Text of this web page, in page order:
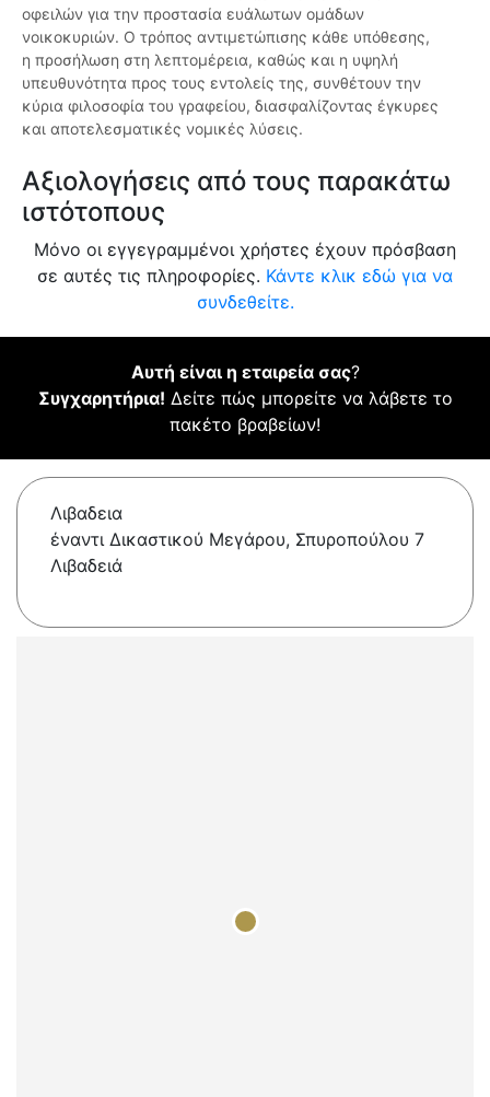
οφειλών για την προστασία ευάλωτων ομάδων
νοικοκυριών. Ο τρόπος αντιμετώπισης κάθε υπόθεσης,
η προσήλωση στη λεπτομέρεια, καθώς και η υψηλή
υπευθυνότητα προς τους εντολείς της, συνθέτουν την
κύρια φιλοσοφία του γραφείου, διασφαλίζοντας έγκυρες
και αποτελεσματικές νομικές λύσεις.
Αξιολογήσεις από τους παρακάτω
ιστότοπους
Μόνο οι εγγεγραμμένοι χρήστες έχουν πρόσβαση
σε αυτές τις πληροφορίες. Κάντε κλικ εδώ για να
συνδεθείτε.
Αυτή είναι η εταιρεία σας?
Συγχαρητήρια! Δείτε πώς μπορείτε να λάβετε το
πακέτο βραβείων!
Λιβαδεια
έναντι Δικαστικού Μεγάρου, Σπυροπούλου 7
Λιβαδειά